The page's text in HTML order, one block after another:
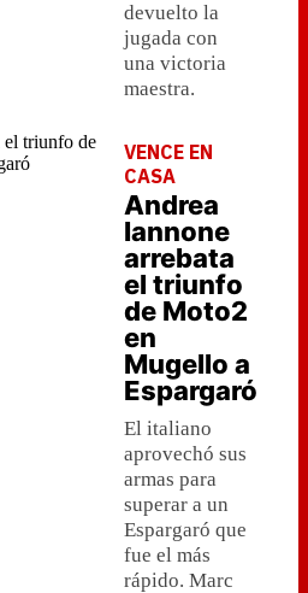
devuelto la
jugada con
una victoria
maestra.
VENCE EN
CASA
Andrea
Iannone
arrebata
el triunfo
de Moto2
en
Mugello a
Espargaró
El italiano
aprovechó sus
armas para
superar a un
Espargaró que
fue el más
rápido. Marc